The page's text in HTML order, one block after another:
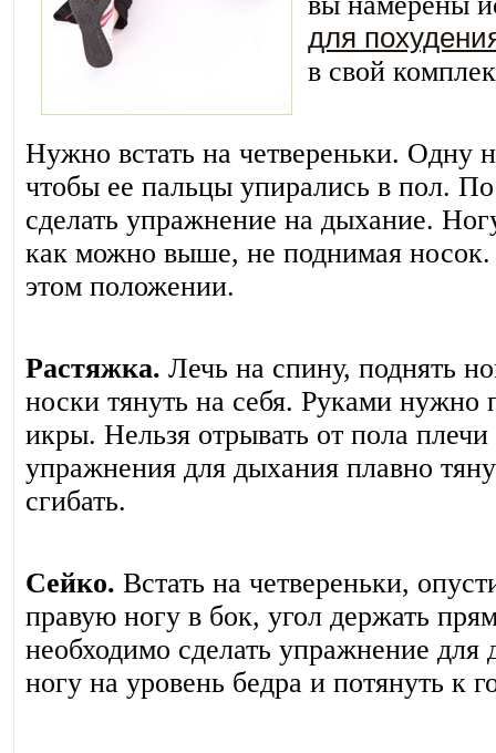
для
в свой
Нужно встать на четвереньки. Одну
чтобы ее пальцы упирались в пол.
сделать упражнение на дыхание.
как можно выше, не поднимая носок.
этом положении.
Растяжка. Лечь на спину, поднять
носки тянуть на себя. Руками нужно
икры. Нельзя отрывать от пола
упражнения для дыхания плавно
сгибать.
Сейко. Встать на четвереньки,
правую ногу в бок, угол держать
необходимо сделать упражнение для
ногу на уровень бедра и потянуть к